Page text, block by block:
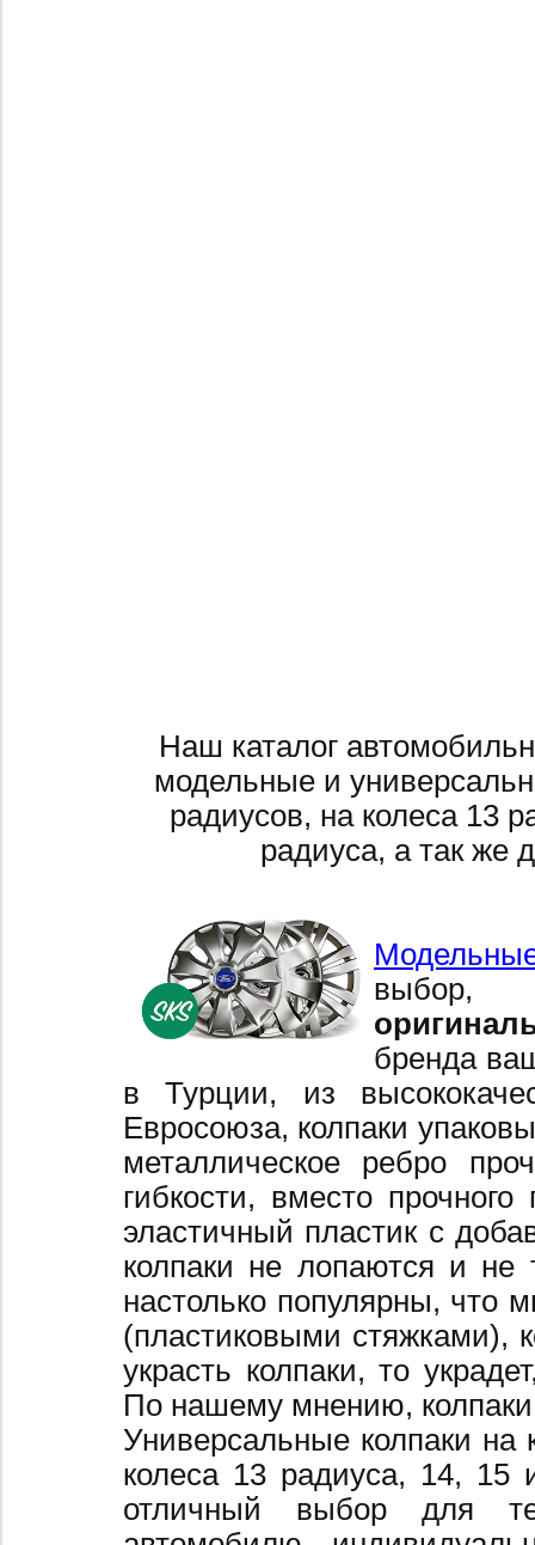
Наш каталог
модельные и
радиусов, на колеса 13
радиуса, а так же
выбор,
бренда
в Турции, из
Евросоюза, колпаки
металлическое ребро
гибкости, вместо
эластичный пластик с
колпаки не лопаются и не
настолько популярны, что
(пластиковыми стяжками),
украсть колпаки, то
По нашему мнению,
Универсальные колпаки
колеса 13 радиуса, 14,
отличный выбор для